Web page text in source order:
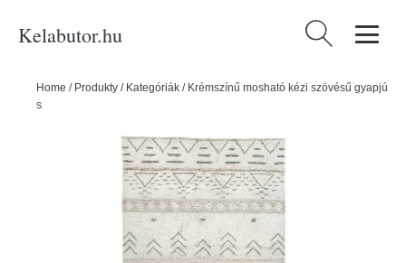
Kelabutor.hu Keresés:
Home / Produkty / Kategóriák / Krémszínű mosható kézi szövésű gyapjú
szőnyeg 140x200 cm Lakota Day – Lorena Canals